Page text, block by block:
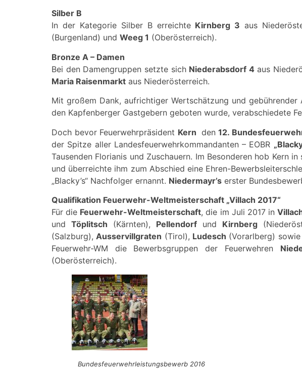
Silber B
In der Kategorie Silber B erreichte Kirnberg 3 aus
(Burgenland) und Weeg 1 (Oberösterreich).
Bronze A – Damen
Bei den Damengruppen setzte sich Niederabsdorf 4 aus
Maria Raisenmarkt aus Niederösterreich.
Mit großem Dank, aufrichtiger Wertschätzung und
den Kapfenberger Gastgebern geboten wurde, verabschiedete
Doch bevor Feuerwehrpräsident Kern den12.
der Spitze aller Landesfeuerwehrkommandanten – EOBR
Tausenden Florianis und Zuschauern. Im Besonderen hob Kern
und überreichte ihm zum Abschied eine Ehren-
„Blacky’s“ Nachfolger ernannt. Niedermayr’s erster
Qualifikation Feuerwehr-Weltmeisterschaft „Villach 2017“
Für die Feuerwehr-Weltmeisterschaft, die im Juli 2017 in
undTöplitsch (Kärnten), Pellendorf und Kirnberg
(Salzburg),Ausservillgraten (Tirol), Ludesch (Vorarlberg)
Feuerwehr-WM die Bewerbsgruppen der Feuerwehren
(Oberösterreich).
Bundesfeuerwehrleistungsbewerb 2016